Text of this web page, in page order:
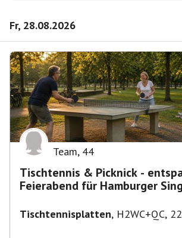
Fr, 28.08.2026
Team, 44
Tischtennis & Picknick -
Feierabend für Hamburger
Tischtennisplatten, H2WC+QC,